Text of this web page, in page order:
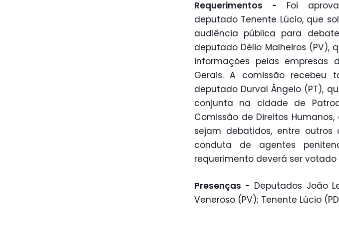
Requerimentos - Foi
deputado Tenente Lúcio, que
audiência pública para
deputado Délio Malheiros (PV),
informações pelas empresas
Gerais. A comissão recebeu
deputado Durval Ângelo (PT),
conjunta na cidade de
Comissão de Direitos
sejam debatidos, entre outros
conduta de agentes
requerimento deverá ser votado
Presenças - Deputados João
Veneroso (PV); Tenente Lúcio